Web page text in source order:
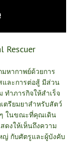
Rescuer
มหากาพย์ด้วยการ
และการต่อสู้ มีส่วน
ำภารกิจให้สำเร็จ
ตรียมยาสำหรับสัตว์
ๆ ในขณะที่คุณเดิน
ดงให้เห็นถึงความ
ญ่ กับศัตรูและผู้บังคับ